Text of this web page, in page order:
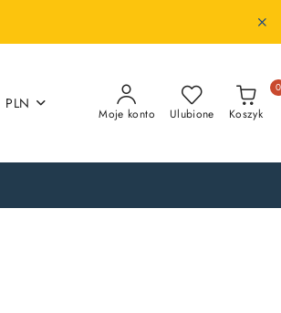
PLN
Moje konto Ulubione Koszyk
0